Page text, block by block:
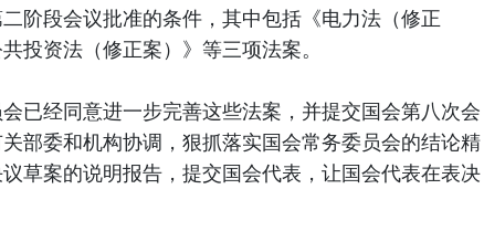
阶段会议批准的条件，其中包括《电力法（修正
投资法（修正案）》等三项法案。
已经同意进一步完善这些法案，并提交国会第八次会
部委和机构协调，狠抓落实国会常务委员会的结论精
草案的说明报告，提交国会代表，让国会代表在表决